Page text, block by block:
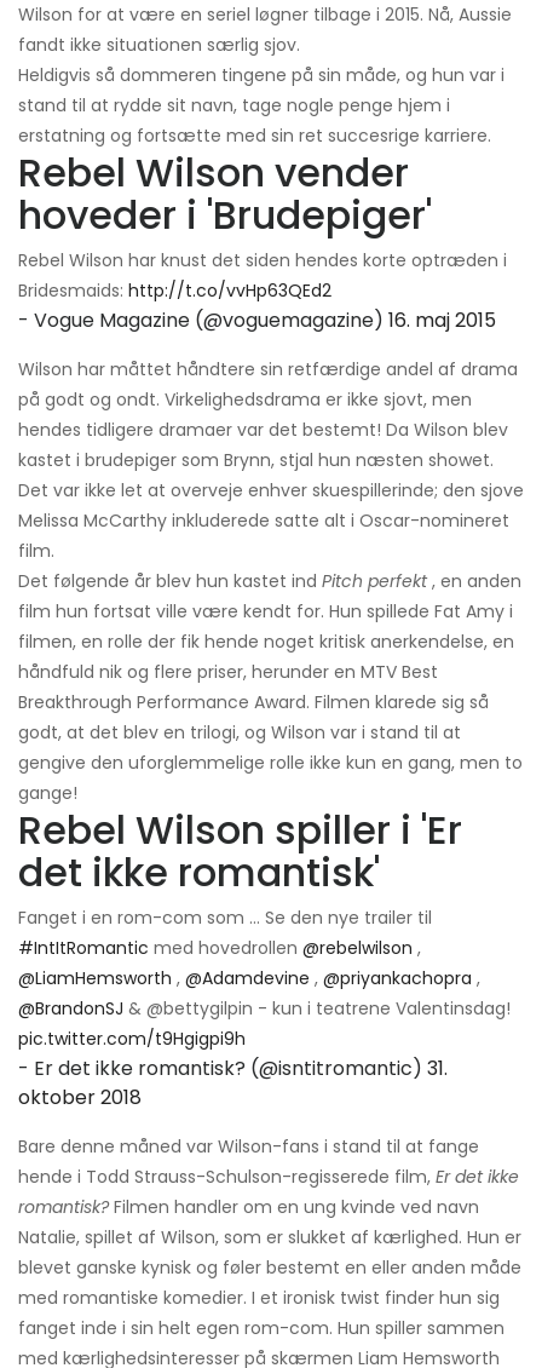
Wilson for at være en seriel løgner tilbage i 2015. Nå, Aussie
fandt ikke situationen særlig sjov.
Heldigvis så dommeren tingene på sin måde, og hun var i
stand til at rydde sit navn, tage nogle penge hjem i
erstatning og fortsætte med sin ret succesrige karriere.
Rebel Wilson vender
hoveder i 'Brudepiger'
Rebel Wilson har knust det siden hendes korte optræden i
Bridesmaids: http://t.co/vvHp63QEd2
- Vogue Magazine (@voguemagazine) 16. maj 2015
Wilson har måttet håndtere sin retfærdige andel af drama
på godt og ondt. Virkelighedsdrama er ikke sjovt, men
hendes tidligere dramaer var det bestemt! Da Wilson blev
kastet i brudepiger som Brynn, stjal hun næsten showet.
Det var ikke let at overveje enhver skuespillerinde; den sjove
Melissa McCarthy inkluderede satte alt i Oscar-nomineret
film.
Det følgende år blev hun kastet ind Pitch perfekt, en anden
film hun fortsat ville være kendt for. Hun spillede Fat Amy i
filmen, en rolle der fik hende noget kritisk anerkendelse, en
håndfuld nik og flere priser, herunder en MTV Best
Breakthrough Performance Award. Filmen klarede sig så
godt, at det blev en trilogi, og Wilson var i stand til at
gengive den uforglemmelige rolle ikke kun en gang, men to
gange!
Rebel Wilson spiller i 'Er
det ikke romantisk'
Fanget i en rom-com som ... Se den nye trailer til
#IntItRomantic med hovedrollen @rebelwilson ,
@LiamHemsworth , @Adamdevine , @priyankachopra ,
@BrandonSJ & @bettygilpin - kun i teatrene Valentinsdag!
pic.twitter.com/t9Hgigpi9h
- Er det ikke romantisk? (@isntitromantic) 31.
oktober 2018
Bare denne måned var Wilson-fans i stand til at fange
hende i Todd Strauss-Schulson-regisserede film, Er det ikke
romantisk?Filmen handler om en ung kvinde ved navn
Natalie, spillet af Wilson, som er slukket af kærlighed. Hun er
blevet ganske kynisk og føler bestemt en eller anden måde
med romantiske komedier. I et ironisk twist finder hun sig
fanget inde i sin helt egen rom-com. Hun spiller sammen
med kærlighedsinteresser på skærmen Liam Hemsworth